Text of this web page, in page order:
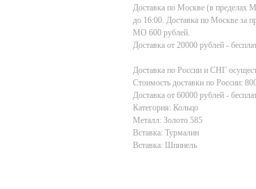
Доставка по Москве (в пределах
до 16:00. Доставка по Москве за
МО 600 рублей.
Доставка от 20000 рублей -
Доставка по России и СНГ
Стоимость доставки по России:
Доставка от 60000 рублей -
Категория: Кольцо
Металл: Золото 585
Вставка: Турмалин
Вставка: Шпинель